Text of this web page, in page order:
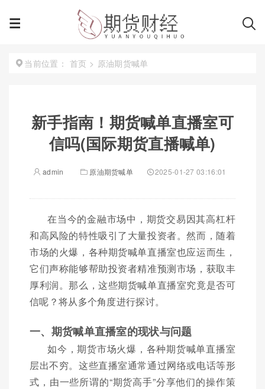
当前位置： 首页 > 原油期货喊单
新手指南！期货喊单直播室可
信吗(国际期货直播喊单)
admin 原油期货喊单 2025-01-27 03:16:01
在当今的金融市场中，期货交易因其高杠杆
和高风险的特性吸引了大量投资者。然而，随着
市场的火爆，各种期货喊单直播室也应运而生，
它们声称能够帮助投资者精准预测市场，获取丰
厚利润。那么，这些期货喊单直播室究竟是否可
信呢？将从多个角度进行探讨。
一、期货喊单直播室的现状与问题
如今，期货市场火爆，各种期货喊单直播室
层出不穷。这些直播室通常通过网络或电话等形
式，由一些所谓的“期货高手”分享他们的操作策